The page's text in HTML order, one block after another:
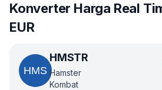
Konverter Harga Real
EUR
HMSTR
Hamster
Kombat